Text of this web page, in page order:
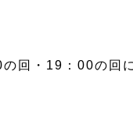
回・19：00の回